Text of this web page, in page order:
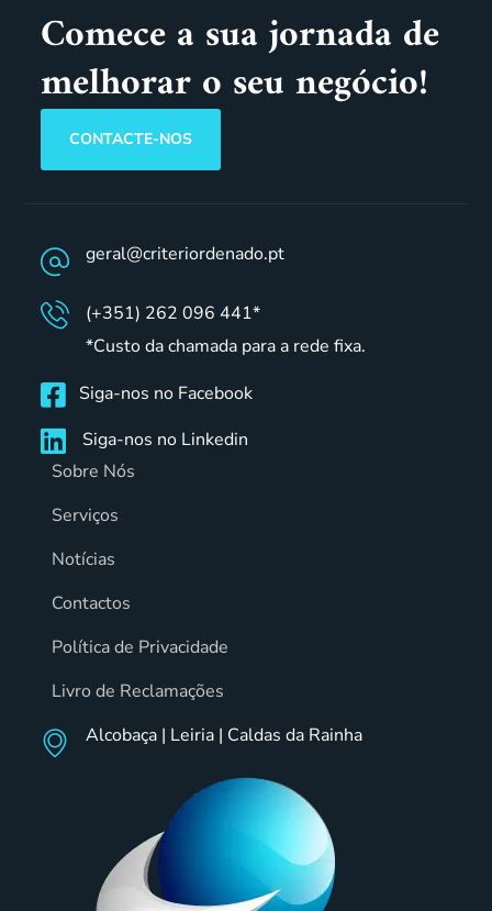
Comece a sua jornada de
melhorar o seu negócio!
CONTACTE-NOS
geral@criteriordenado.pt
(+351) 262 096 441*
*Custo da chamada para a rede fixa.
Siga-nos no Facebook
Siga-nos no Linkedin
Sobre Nós
Serviços
Notícias
Contactos
Política de Privacidade
Livro de Reclamações
Alcobaça | Leiria | Caldas da Rainha